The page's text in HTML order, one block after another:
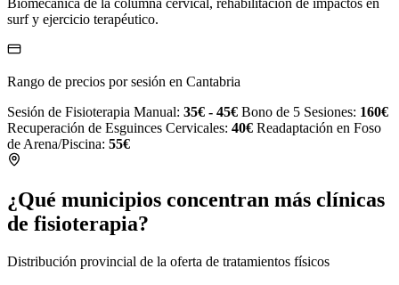
Biomecánica de la columna cervical, rehabilitación de impactos en
surf y ejercicio terapéutico.
Rango de precios por sesión en Cantabria
Sesión de Fisioterapia Manual: 35€ - 45€ Bono de 5 Sesiones: 160€
Recuperación de Esguinces Cervicales: 40€ Readaptación en Foso
de Arena/Piscina: 55€
¿Qué municipios concentran más clínicas
de fisioterapia?
Distribución provincial de la oferta de tratamientos físicos